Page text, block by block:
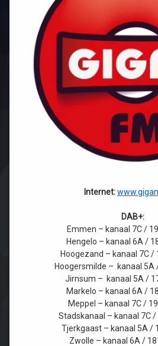
Internet:
DAB+:
Emmen – kanaal 7C /
Hengelo – kanaal 6A /
Hoogezand – kanaal 7C /
Hoogersmilde – kanaal 5A
Jirnsum – kanaal 5A /
Markelo – kanaal 6A /
Meppel – kanaal 7C /
Stadskanaal – kanaal 7C /
Tjerkgaast – kanaal 5A /
Zwolle – kanaal 6A /